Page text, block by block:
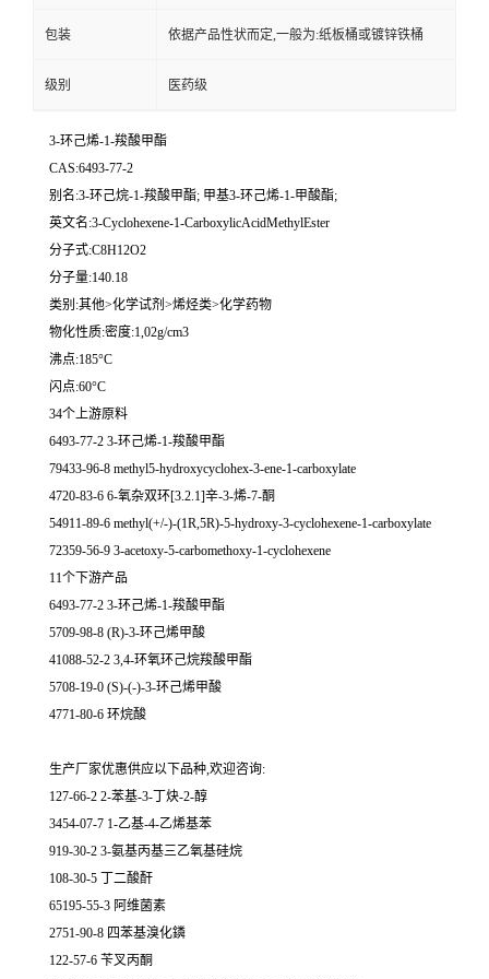
包装 依据产品性状而定,一般为:纸板桶或镀锌铁桶
级别 医药级
3-环己烯-1-羧酸甲酯
CAS:6493-77-2
别名:3-环己烷-1-羧酸甲酯; 甲基3-环己烯-1-甲酸酯;
英文名:3-Cyclohexene-1-CarboxylicAcidMethylEster
分子式:C8H12O2
分子量:140.18
类别:其他>化学试剂>烯烃类>化学药物
物化性质:密度:1,02g/cm3
沸点:185°C
闪点:60°C
34个上游原料
6493-77-2 3-环己烯-1-羧酸甲酯
79433-96-8 methyl5-hydroxycyclohex-3-ene-1-carboxylate
4720-83-6 6-氧杂双环[3.2.1]辛-3-烯-7-酮
54911-89-6 methyl(+/-)-(1R,5R)-5-hydroxy-3-cyclohexene-1-carboxylate
72359-56-9 3-acetoxy-5-carbomethoxy-1-cyclohexene
11个下游产品
6493-77-2 3-环己烯-1-羧酸甲酯
5709-98-8 (R)-3-环己烯甲酸
41088-52-2 3,4-环氧环己烷羧酸甲酯
5708-19-0 (S)-(-)-3-环己烯甲酸
4771-80-6 环烷酸
生产厂家优惠供应以下品种,欢迎咨询:
127-66-2 2-苯基-3-丁炔-2-醇
3454-07-7 1-乙基-4-乙烯基苯
919-30-2 3-氨基丙基三乙氧基硅烷
108-30-5 丁二酸酐
65195-55-3 阿维菌素
2751-90-8 四苯基溴化鏻
122-57-6 苄叉丙酮